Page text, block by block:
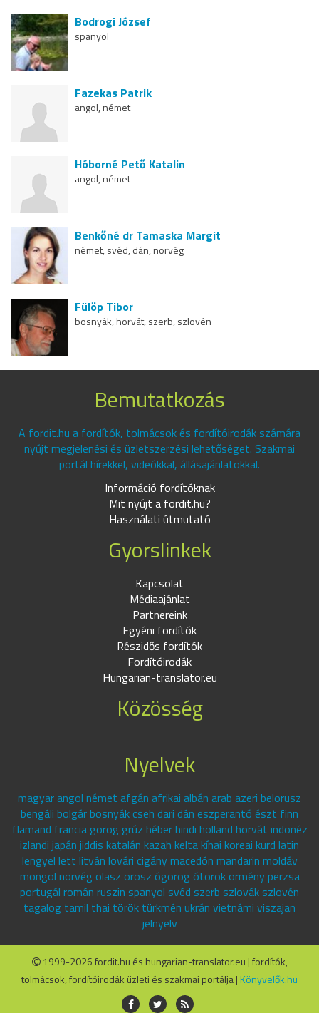
Bodrogi József
spanyol
Fazekas Patrik
angol, német
Hóborné Pető Katalin
angol, német
Benkőné dr Tamaska Margit
német, svéd, dán, norvég
Fülöp Tibor
bosnyák, horvát, szerb, szlovén
Bemutatkozás
A fordit.hu a fordítók, tolmácsok és fordítóirodák számára
nyújt megjelenési és üzletszerzési lehetőséget. Szakmai
portál hírekkel, videókkal, állásajánlatokkal.
Információ fordítóknak
Mit nyújt a fordit.hu?
Használati útmutató
Gyorslinkek
Kapcsolat
Médiaajánlat
Partnereink
Egyéni fordítók
Részidős fordítók
Fordítóirodák
Hungarian-translator.eu
Közösség
Nyelvek
magyar angol német afgán afrikai albán arab azeri belorusz
bengáli bolgár bosnyák cseh dari dán eszperantó észt finn
flamand francia görög grúz héber hindi holland horvát indonéz
izlandi japán jiddis katalán kazah kelta kínai koreai kurd latin
lengyel lett litván lovári cigány macedón mandarin moldáv
mongol norvég olasz orosz ógörög ótörök örmény perzsa
portugál román ruszin spanyol svéd szerb szlovák szlovén
tagalog tamil thai török türkmén ukrán vietnámi viszajan
jelnyelv
1999-2026 fordit.hu és hungarian-translator.eu | fordítók,
tolmácsok, fordítóirodák üzleti és szakmai portálja | Könyvelők.hu